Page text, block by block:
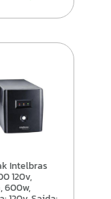
120v,
600w,